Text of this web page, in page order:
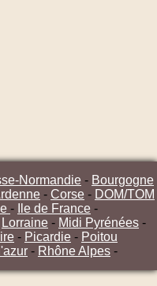
Normandie - Bourgogne
- Corse - DOM/TOM
- Ile de France -
Lorraine - Midi Pyrénées -
- Picardie - Poitou
- Rhône Alpes -